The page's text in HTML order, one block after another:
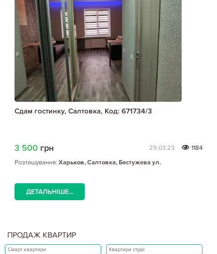
Сдам гостинку, Салтовка, Код: 671734/3
3 500 грн 29.03.23
1184
Розташування: Харьков, Салтовка, Бестужева ул.
ДЕТАЛЬНІШЕ...
ПРОДАЖ КВАРТИР
Смарт квартири Квартири студії